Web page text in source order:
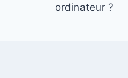
ordinateur ?